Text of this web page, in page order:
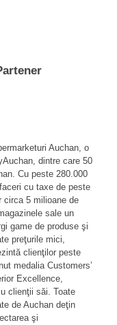
Auchan, o
dintre care 50
Cu peste 280.000
cu taxe de peste
circa 5 milioane de
sale un
game de produse şi
preţurile mici,
clienţilor peste
medalia Customers’
Excellence,
clienţii săi. Toate
de Auchan deţin
şi